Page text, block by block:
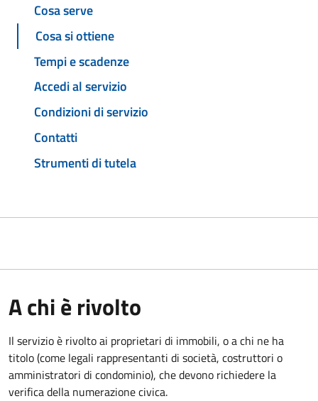
Cosa serve
Cosa si ottiene
Tempi e scadenze
Accedi al servizio
Condizioni di servizio
Contatti
Strumenti di tutela
A chi è rivolto
Il servizio è rivolto ai proprietari di immobili, o a chi ne ha
titolo (come legali rappresentanti di società, costruttori o
amministratori di condominio), che devono richiedere la
verifica della numerazione civica.